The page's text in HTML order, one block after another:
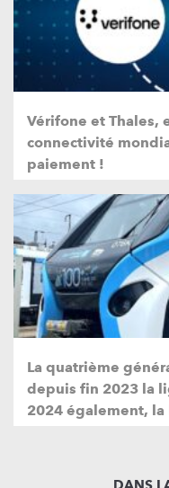
Vérifone et Thales,
connectivité
paiement !
La quatrième
depuis fin 2023 la
2024 également, la